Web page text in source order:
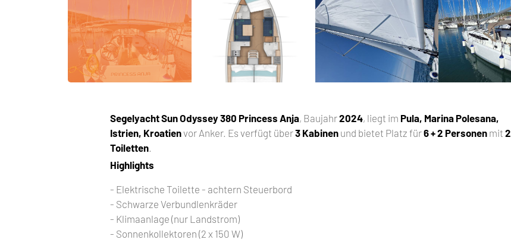
SegelyachtSun Odyssey 380 Princess Anja, Baujahr2024, liegt im Pula, Marina Polesana,
Istrien, Kroatienvor Anker. Es verfügt über3 Kabinen und bietet Platz für6 + 2 Personen mit2
Toiletten
Highlights
- Elektrische Toilette - achtern Steuerbord
- Schwarze Verbundlenkräder
- Klimaanlage (nur Landstrom)
- Sonnenkollektoren (2 x 150 W)